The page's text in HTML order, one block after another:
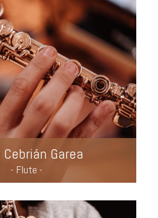
Cebrián Garea
- Flute -